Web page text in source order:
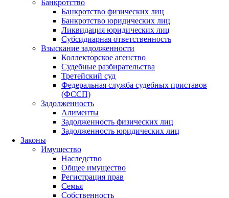
Банкротство
Банкротство физических лиц
Банкротство юридических лиц
Ликвидация юридических лиц
Субсидиарная ответственность
Взыскание задолженности
Коллекторское агенство
Судебные разбирательства
Третейский суд
Федеральная служба судебных приставов
(ФССП)
Задолженность
Алименты
Задолженность физических лиц
Задолженность юридических лиц
Законы
Имущество
Наследство
Общее имущество
Регистрация прав
Семья
Собственность